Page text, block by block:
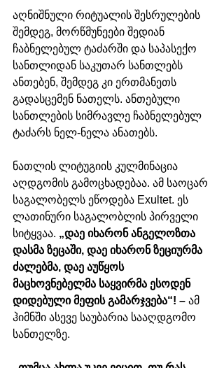
აღნიშნული რიტუალის შესრულების
შემდეგ, მორწმუნეები შედიან
ჩაბნელებულ ტაძარში და საპასექო
სანთლიდან საკუთარ სანთლებს
ანთებენ, შემდეგ კი ერთმანეთს
გადასცემენ ნათელს. ანთებული
სანთლების სიმრავლე ჩაბნელებულ
ტაძარს ნელ-ნელა ანათებს.
ნათლის ლიტუგიის კულმინაცია
აღდგომის გამოცხადებაა. ამ საოცარ
საგალობელს ეწოდება Exultet. ეს
ლათინური საგალობლის პირველი
სიტყვაა. „დაე იხარონ ანგელოზთა
დასმა ზეცაში, დაე იხარონ ზეციურმა
ძალებმა, დაე აუწყოს
მაცხოვნებელმა საყვირმა ესოდენ
დიდებული მეფის გამარჯვება“! – ამ
ჰიმნში ასევე საუბარია სააღდგომო
სანთელზე.